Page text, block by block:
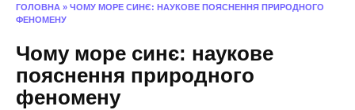
ГОЛОВНА » ЧОМУ МОРЕ СИНЄ: НАУКОВЕ ПОЯСНЕННЯ ПРИРОДНОГО
ФЕНОМЕНУ
Чому море синє: наукове
пояснення природного
феномену